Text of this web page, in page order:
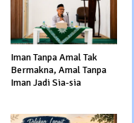
Iman Tanpa Amal Tak
Bermakna, Amal Tanpa
Iman Jadi Sia-sia